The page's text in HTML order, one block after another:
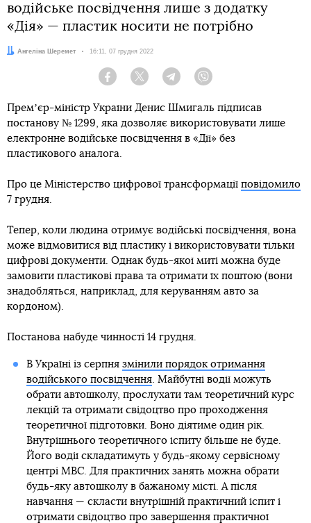
водійське посвідчення лише з додатку
«Дія» — пластик носити не потрібно
Автор:
Ангеліна Шеремет Дата:
16:11, 07 грудня 2022
Facebook Twitter Telegram
Премʼєр-міністр України Денис Шмигаль підписав
постанову № 1299, яка дозволяє використовувати лише
електронне водійське посвідчення в «Дії» без
пластикового аналога.
Про це Міністерство цифрової трансформації повідомило
7 грудня.
Тепер, коли людина отримує водійські посвідчення, вона
може відмовитися від пластику і використовувати тільки
цифрові документи. Однак будь-якої миті можна буде
замовити пластикові права та отримати їх поштою (вони
знадобляться, наприклад, для керуванням авто за
кордоном).
Постанова набуде чинності 14 грудня.
В Україні із серпня змінили порядок отримання
водійського посвідчення. Майбутні водії можуть
обрати автошколу, прослухати там теоретичний курс
лекцій та отримати свідоцтво про проходження
теоретичної підготовки. Воно діятиме один рік.
Внутрішнього теоретичного іспиту більше не буде.
Його водії складатимуть у будь-якому сервісному
центрі МВС. Для практичних занять можна обрати
будь-яку автошколу в бажаному місті. А після
навчання — скласти внутрішній практичний іспит і
отримати свідоцтво про завершення практичної